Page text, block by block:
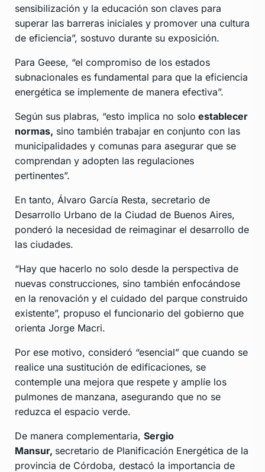
sensibilización y la educación son claves para
superar las barreras iniciales y promover una cultura
de eficiencia”, sostuvo durante su exposición.
Para Geese, “el compromiso de los estados
subnacionales es fundamental para que la eficiencia
energética se implemente de manera efectiva”.
Según sus plabras, “esto implica no solo establecer
normas, sino también trabajar en conjunto con las
municipalidades y comunas para asegurar que se
comprendan y adopten las regulaciones
pertinentes”.
En tanto, Álvaro García Resta, secretario de
Desarrollo Urbano de la Ciudad de Buenos Aires,
ponderó la necesidad de reimaginar el desarrollo de
las ciudades.
“Hay que hacerlo no solo desde la perspectiva de
nuevas construcciones, sino también enfocándose
en la renovación y el cuidado del parque construido
existente”, propuso el funcionario del gobierno que
orienta Jorge Macri.
Por ese motivo, consideró “esencial” que cuando se
realice una sustitución de edificaciones, se
contemple una mejora que respete y amplíe los
pulmones de manzana, asegurando que no se
reduzca el espacio verde.
De manera complementaria, Sergio
Mansur, secretario de Planificación Energética de la
provincia de Córdoba, destacó la importancia de